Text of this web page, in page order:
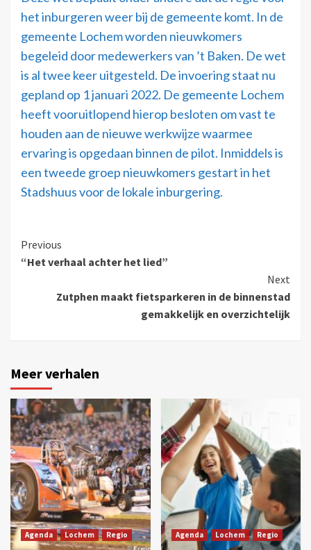
het inburgeren weer bij de gemeente komt. In de
gemeente Lochem worden nieuwkomers
begeleid door medewerkers van ’t Baken. De wet
is al twee keer uitgesteld. De invoering staat nu
gepland op 1 januari 2022. De gemeente Lochem
heeft vooruitlopend hierop besloten om vast te
houden aan de nieuwe werkwijze waarmee
ervaring is opgedaan binnen de pilot. Inmiddels is
een tweede groep nieuwkomers gestart in het
Stadshuus voor de lokale inburgering.
Previous
“Het verhaal achter het lied”
Next
Zutphen maakt fietsparkeren in de binnenstad
gemakkelijk en overzichtelijk
Meer verhalen
Agenda Lochem Regio Agenda Lochem Regio